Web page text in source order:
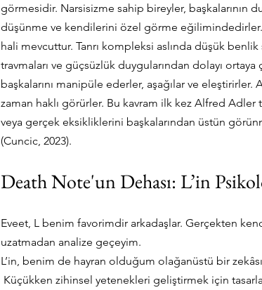
görmesidir. Narsisizme sahip bireyler, başkalarının
düşünme ve kendilerini özel görme eğilimindedirler.
hali mevcuttur. Tanrı kompleksi aslında düşük benlik
travmaları ve güçsüzlük duygularından dolayı
başkalarını manipüle ederler, aşağılar ve
zaman haklı görürler. Bu kavram ilk kez Alfred Adler
veya gerçek eksikliklerini başkalarından üstün
(Cuncic, 2023).
Death Note'un Dehası: L’in
Eveet, L benim favorimdir arkadaşlar. Gerçekten
uzatmadan analize geçeyim.
L’in, benim de hayran olduğum olağanüstü bir
Küçükken zihinsel yetenekleri geliştirmek için